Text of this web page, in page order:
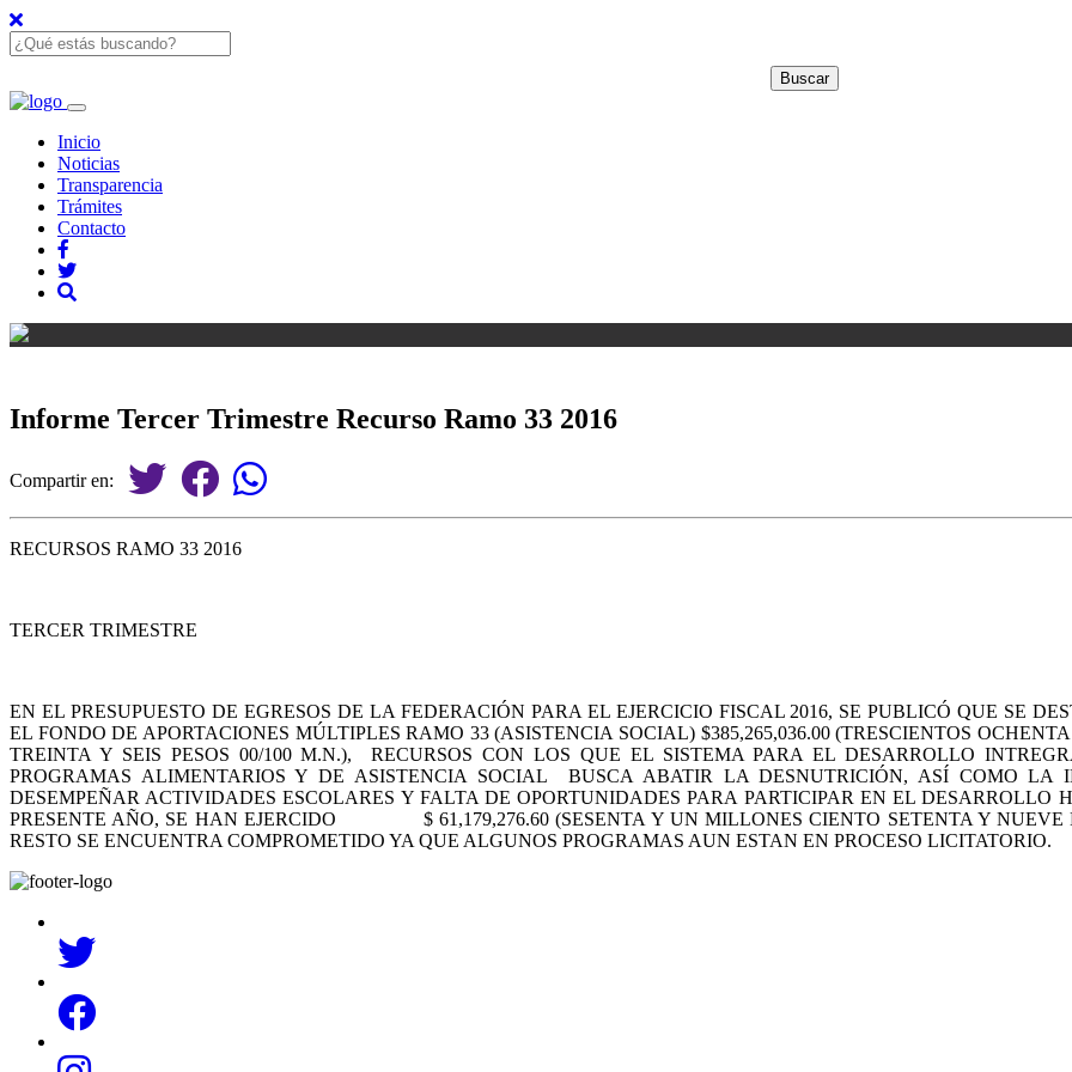
Inicio
Noticias
Transparencia
Trámites
Contacto
Informe Tercer Trimestre Recurso Ramo 33 2016
Compartir en:
RECURSOS RAMO 33 2016
TERCER TRIMESTRE
EN EL PRESUPUESTO DE EGRESOS DE LA FEDERACIÓN PARA EL EJERCICIO FISCAL 2016, SE PUBLICÓ QUE SE
EL FONDO DE APORTACIONES MÚLTIPLES RAMO 33 (ASISTENCIA SOCIAL) $385,265,036.00 (TRESCIENTOS
TREINTA Y SEIS PESOS 00/100 M.N.), RECURSOS CON LOS QUE EL SISTEMA PARA EL DESARROLLO
PROGRAMAS ALIMENTARIOS Y DE ASISTENCIA SOCIAL BUSCA ABATIR LA DESNUTRICIÓN, ASÍ COMO LA
DESEMPEÑAR ACTIVIDADES ESCOLARES Y FALTA DE OPORTUNIDADES PARA PARTICIPAR EN EL
PRESENTE AÑO, SE HAN EJERCIDO $ 61,179,276.60 (SESENTA Y UN MILLONES CIENTO SETENTA Y NUEVE
RESTO SE ENCUENTRA COMPROMETIDO YA QUE ALGUNOS PROGRAMAS AUN ESTAN EN PROCESO LICITATORIO.